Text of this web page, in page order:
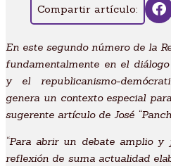
Compartir artículo:
En este segundo número de la
fundamentalmente en el
y el republicanismo-
genera un contexto especial
sugerente artículo de José
“Para abrir un debate amplio
reflexión de suma actualidad